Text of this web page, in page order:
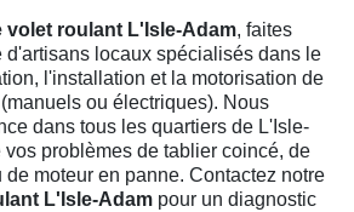
volet roulant L'Isle-Adam, faites
d'artisans locaux spécialisés dans le
l'installation et la motorisation de
ou électriques). Nous
dans tous les quartiers de L'Isle-
problèmes de tablier coincé, de
moteur en panne. Contactez notre
L'Isle-Adam pour un diagnostic